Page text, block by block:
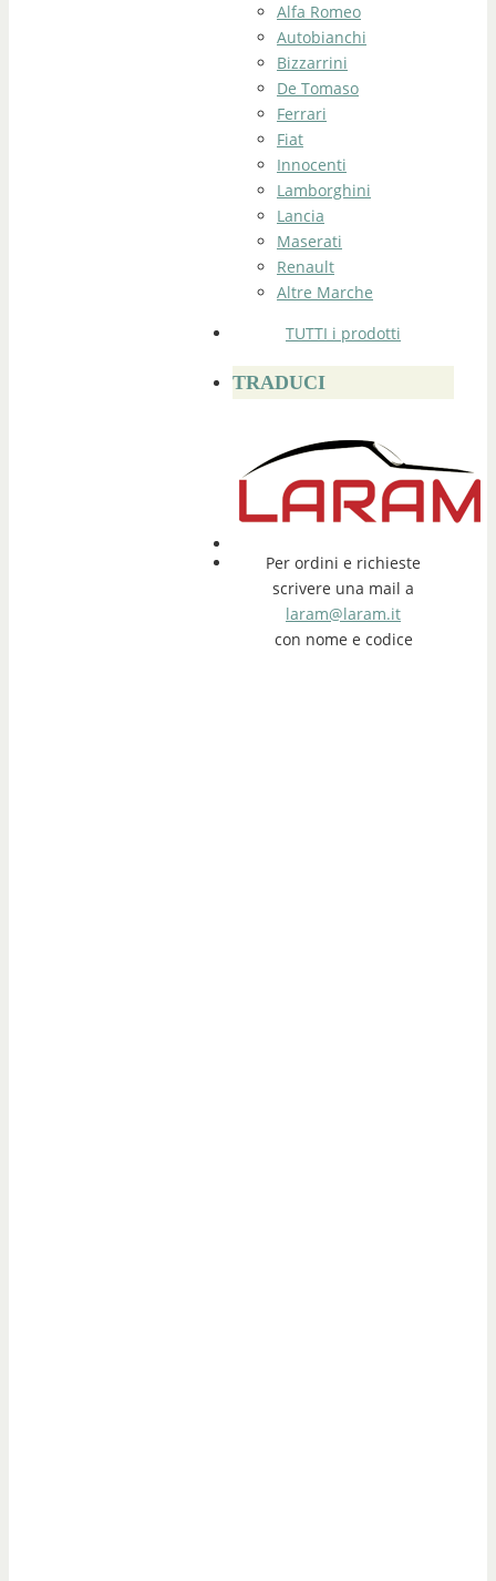
Alfa Romeo
Autobianchi
Bizzarrini
De Tomaso
Ferrari
Fiat
Innocenti
Lamborghini
Lancia
Maserati
Renault
Altre Marche
TUTTI i prodotti
TRADUCI
Per ordini e richieste
scrivere una mail a
laram@laram.it
con nome e codice